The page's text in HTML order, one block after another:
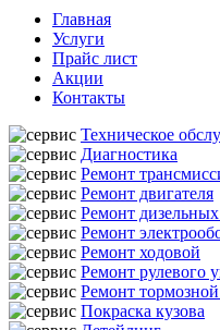
Главная
Услуги
Прайс лист
Акции
Контакты
Техническое
Диагностика
Ремонт
Ремонт двигателя
Ремонт дизельных
Ремонт
Ремонт ходовой
Ремонт рулевого
Ремонт
Покраска кузова